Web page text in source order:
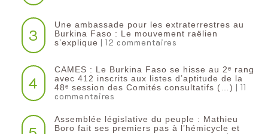
3
Une ambassade pour les extraterrestres au
Burkina Faso : Le mouvement raëlien
s’explique | 12 commentaires
4
CAMES : Le Burkina Faso se hisse au 2ᵉ rang
avec 412 inscrits aux listes d’aptitude de la
48ᵉ session des Comités consultatifs (…) | 11
commentaires
Assemblée législative du peuple : Mathieu
Boro fait ses premiers pas à l’hémicycle et